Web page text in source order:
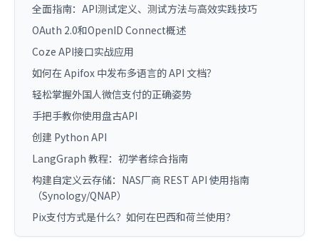
全面指南：API测试定义、测试方法与高效实践技巧
OAuth 2.0和OpenID Connect概述
Coze API接口实战应用
如何在 Apifox 中发布多语言的 API 文档？
轻松掌握外国人微信支付的正确姿势
手把手教你使用盘古API
创建 Python API
LangGraph 教程：初学者综合指南
构建自定义云存储：NAS厂商 REST API 使用指南
（Synology/QNAP）
Pix支付方式是什么？如何在巴西和荷兰使用？